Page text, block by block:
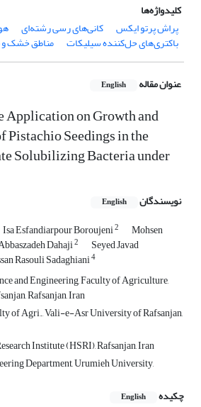
کلیدواژه‌ها
پراش پرتو ایکس
کانی‌های رسی رشته‌ای
باکتری‌های حل‌کننده سیلیکات مناطق خشک
عنوان مقاله English
on Growth and
Seedings in the
Solubilizing Bacteria under
نویسندگان English
Isa Esfandiarpour Boroujeni2 Mohsen
Dahaji2 Seyed Javad
Rasouli Sadaghiani4
and Engineering, Faculty of Agriculture,
Rafsanjan, Iran
of Agri., Vali-e-Asr University of Rafsanjan,
Institute (HSRI), Rafsanjan, Iran
Department, Urumieh University,
چکیده
English